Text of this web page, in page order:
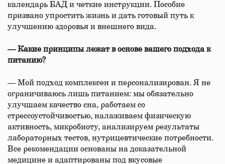
календарь БАД и четкие инструкции. Пособие
призвано упростить жизнь и дать готовый путь к
улучшению здоровья и внешнего вида.
— Какие принципы лежат в основе вашего подхода к
питанию?
— Мой подход комплексен и персонализирован. Я не
ограничиваюсь лишь питанием: мы обязательно
улучшаем качество сна, работаем со
стрессоустойчивостью, налаживаем физическую
активность, микробиоту, анализируем результаты
лабораторных тестов, нутрицевтические потребности.
Все рекомендации основаны на доказательной
медицине и адаптированы под вкусовые